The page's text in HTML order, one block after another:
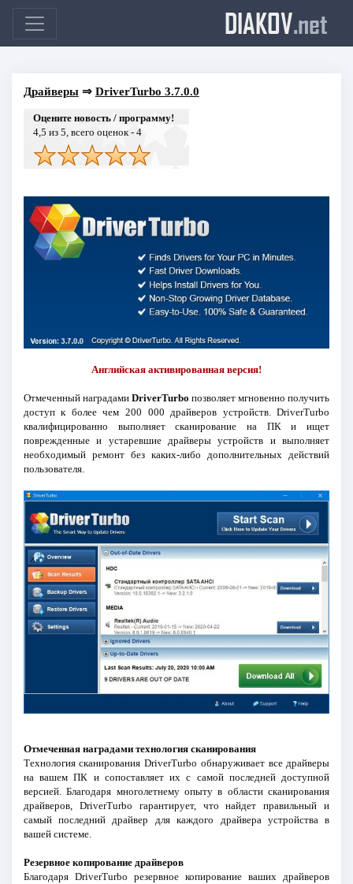
DIAKOV.net
Драйверы⇒ DriverTurbo 3.7.0.0
Оцените новость / программу!
4,5 из 5, всего оценок - 4
Английская активированная версия!
Отмеченный наградами DriverTurbo позволяет мгновенно получить
доступ к более чем 200 000 драйверов устройств. DriverTurbo
квалифицированно выполняет сканирование на ПК и ищет
поврежденные и устаревшие драйверы устройств и выполняет
необходимый ремонт без каких-либо дополнительных действий
пользователя.
Отмеченная наградами технология сканирования
Технология сканирования DriverTurbo обнаруживает все драйверы
на вашем ПК и сопоставляет их с самой последней доступной
версией. Благодаря многолетнему опыту в области сканирования
драйверов, DriverTurbo гарантирует, что найдет правильный и
самый последний драйвер для каждого драйвера устройства в
вашей системе.
Резервное копирование драйверов
Благодаря DriverTurbo резервное копирование ваших драйверов